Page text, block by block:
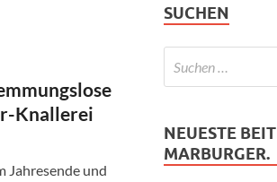
Knallerei
Jahresende und
SUCHEN
NEUESTE
MARBURGER.